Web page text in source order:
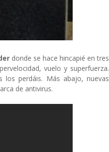
donde se hace hincapié en tres
vuelo y superfuerza.
perdáis. Más abajo, nuevas
de antivirus.